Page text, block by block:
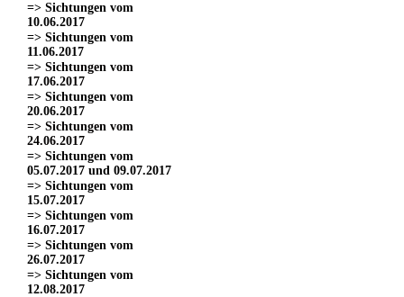
=> Sichtungen vom
10.06.2017
=> Sichtungen vom
11.06.2017
=> Sichtungen vom
17.06.2017
=> Sichtungen vom
20.06.2017
=> Sichtungen vom
24.06.2017
=> Sichtungen vom
05.07.2017 und 09.07.2017
=> Sichtungen vom
15.07.2017
=> Sichtungen vom
16.07.2017
=> Sichtungen vom
26.07.2017
=> Sichtungen vom
12.08.2017